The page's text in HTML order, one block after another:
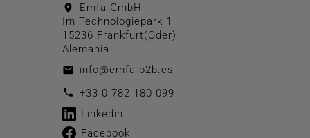
location_on
Emfa GmbH
Im Technologiepark 1
15236 Frankfurt(Oder)
Alemania
email info@emfa-b2b.es
call +33 0 782 180 099
Linkedin
Facebook